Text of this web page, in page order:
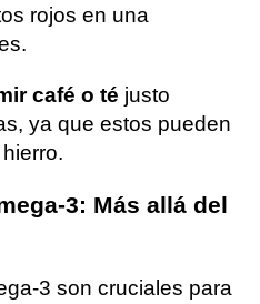
rojos en una
café o té justo
ya que estos pueden
3: Más allá del
3 son cruciales para